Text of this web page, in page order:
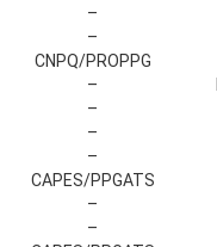
–
–
CNPQ/PROPPG
–
–
–
–
CAPES/PPGATS
–
–